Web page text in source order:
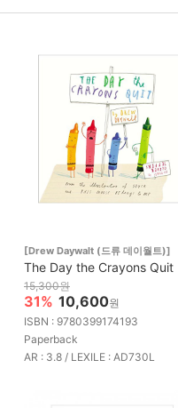
[Drew Daywalt (드류 데이월트)]
The Day the Crayons Quit
15,300원
31% 10,600원
ISBN : 9780399174193
Paperback
AR : 3.8 / LEXILE : AD730L